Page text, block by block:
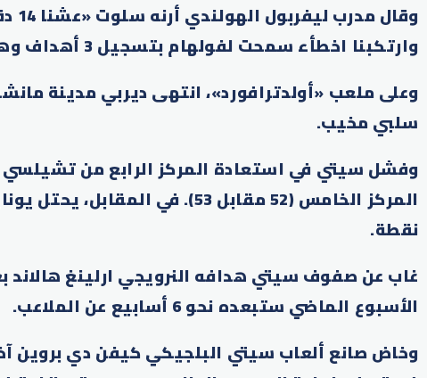
وارتكبنا اخطأء سمحت لفولهام بتسجيل 3 أهداف وهو أمر لا يحصل دائماً معنا».
وعلى ملعب «أولدترافورد»، انتهى ديربي مدينة
سلبي مخيب.
وفشل سيتي في استعادة المركز الرابع من
نقطة.
غاب عن صفوف سيتي هدافه النرويجي ارلينغ هالاند
الأسبوع الماضي ستبعده نحو 6 أسابيع عن الملاعب.
وخاض صانع ألعاب سيتي البلجيكي كيفن دي بروين